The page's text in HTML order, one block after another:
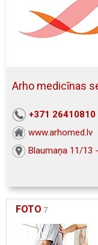
Arho medicīnas
+371 26410810
www.arhomed.lv
Blaumaņa 11/13
FOTO 7